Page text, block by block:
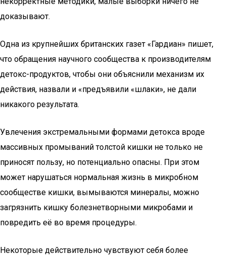
доказывают.
Одна из крупнейших британских газет «Гардиан» пишет,
что обращения научного сообщества к производителям
детокс-продуктов, чтобы они объяснили механизм их
действия, назвали и «предъявили «шлаки», не дали
никакого результата.
Увлечения экстремальными формами детокса вроде
массивных промываний толстой кишки не только не
приносят пользу, но потенциально опасны. При этом
может нарушаться нормальная жизнь в микробном
сообществе кишки, вымываются минералы, можно
загрязнить кишку болезнетворными микробами и
повредить её во время процедуры.
Некоторые действительно чувствуют себя более